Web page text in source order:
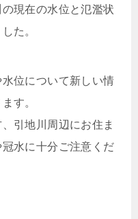
現在の水位と氾濫状
た。
位について新しい情
す。
引地川周辺にお住ま
水に十分ご注意くだ